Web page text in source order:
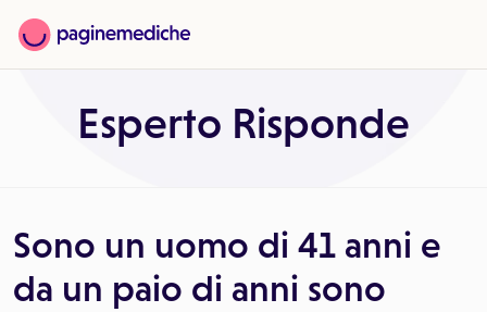
Esperto Risponde
Sono un uomo di 41 anni e
da un paio di anni sono